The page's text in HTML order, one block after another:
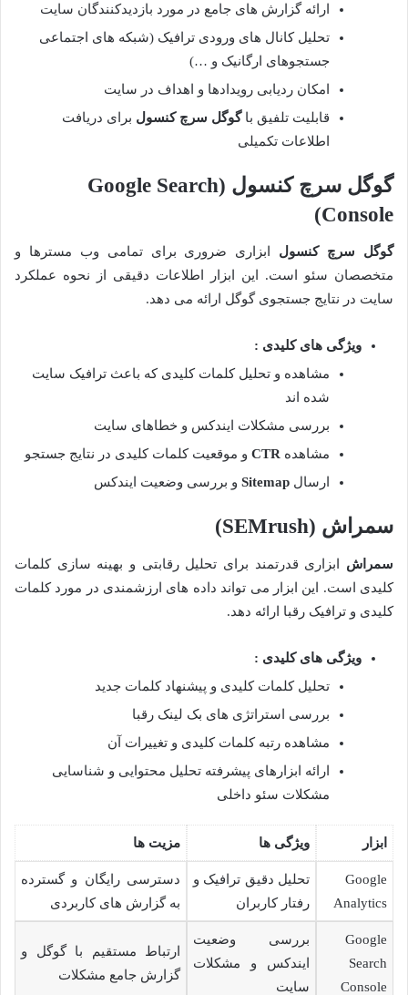
ارائه گزارش های جامع در مورد بازدیدکنندگان سایت
تحلیل کانال های ورودی ترافیک (شبکه های اجتماعی
جستجوهای ارگانیک و …)
امکان ردیابی رویدادها و اهداف در سایت
قابلیت تلفیق باگوگل سرچ کنسول برای دریافت
اطلاعات تکمیلی
گوگل سرچ کنسول
(Google Search
Console)
گوگل سرچ کنسول ابزاری ضروری برای تمامی وب مسترها و
متخصصان سئو است. این ابزار اطلاعات دقیقی از نحوه عملکرد
سایت در نتایج جستجوی گوگل ارائه می دهد.
ویژگی های کلیدی :
مشاهده و تحلیل کلمات کلیدی که باعث ترافیک سایت
شده اند
بررسی مشکلات ایندکس و خطاهای سایت
مشاهده CTR و موقعیت کلمات کلیدی در نتایج جستجو
ارسال Sitemap و بررسی وضعیت ایندکس
سمراش (SEMrush)
سمراش ابزاری قدرتمند برای تحلیل رقابتی و بهینه سازی کلمات
کلیدی است. این ابزار می تواند داده های ارزشمندی در مورد کلمات
کلیدی و ترافیک رقبا ارائه دهد.
ویژگی های کلیدی :
تحلیل کلمات کلیدی و پیشنهاد کلمات جدید
بررسی استراتژی های بک لینک رقبا
مشاهده رتبه کلمات کلیدی و تغییرات آن
ارائه ابزارهای پیشرفته تحلیل محتوایی و شناسایی
مشکلات سئو داخلی
ابزار ویژگی ها مزیت ها
Google
Analytics
تحلیل دقیق ترافیک و
رفتار کاربران
دسترسی رایگان و گسترده
به گزارش های کاربردی
Google
Search
Console
بررسی وضعیت
ایندکس و مشکلات
سایت
ارتباط مستقیم با گوگل و
گزارش جامع مشکلات